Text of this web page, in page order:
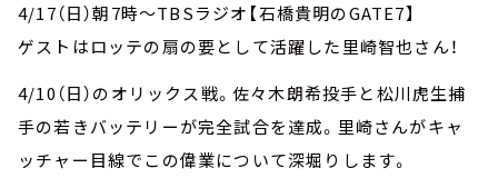
4/17（日）朝7時～TBSラジオ【石橋貴明のGATE7】
ゲストはロッテの扇の要として活躍した里崎智也さん！
4/10（日）のオリックス戦。佐々木朗希投手と松川虎生捕
手の若きバッテリーが完全試合を達成。里崎さんがキャ
ッチャー目線でこの偉業について深堀りします。